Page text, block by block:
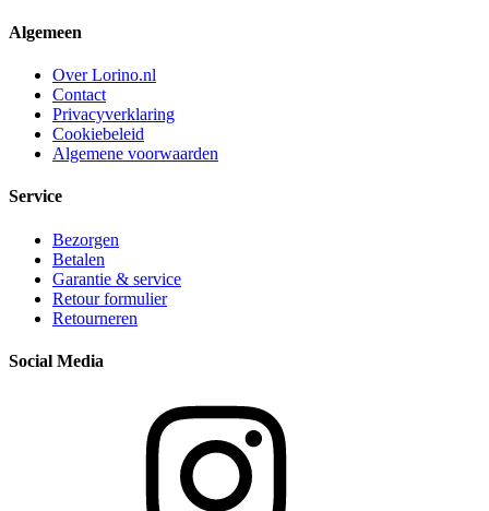
Algemeen
Over Lorino.nl
Contact
Privacyverklaring
Cookiebeleid
Algemene voorwaarden
Service
Bezorgen
Betalen
Garantie & service
Retour formulier
Retourneren
Social Media